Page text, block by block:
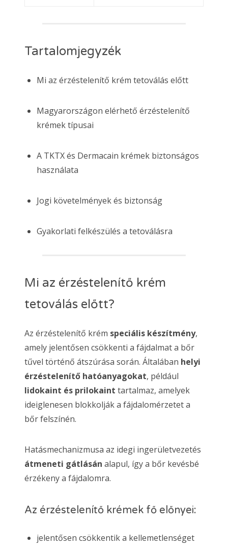
Tartalomjegyzék
Mi az érzéstelenítő krém tetoválás előtt
Magyarországon elérhető érzéstelenítő
krémek típusai
A TKTX és Dermacain krémek biztonságos
használata
Jogi követelmények és biztonság
Gyakorlati felkészülés a tetoválásra
Mi az érzéstelenítő krém
tetoválás előtt?
Az érzéstelenítő krém speciális készítmény,
amely jelentősen csökkenti a fájdalmat a bőr
tűvel történő átszúrása során. Általában helyi
érzéstelenítő hatóanyagokat, például
lidokaint és prilokaint tartalmaz, amelyek
ideiglenesen blokkolják a fájdalomérzetet a
bőr felszínén.
Hatásmechanizmusa az idegi ingerületvezetés
átmeneti gátlásán alapul, így a bőr kevésbé
érzékeny a fájdalomra.
Az érzéstelenítő krémek fő előnyei:
jelentősen csökkentik a kellemetlenséget